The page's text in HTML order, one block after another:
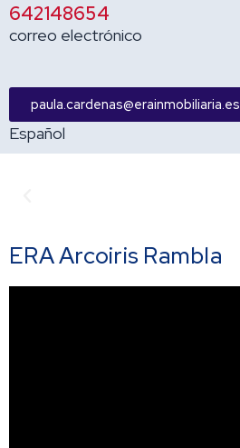
642148654
correo electrónico
paula.cardenas@erainmobiliaria.es
Español
ERA Arcoiris Rambla